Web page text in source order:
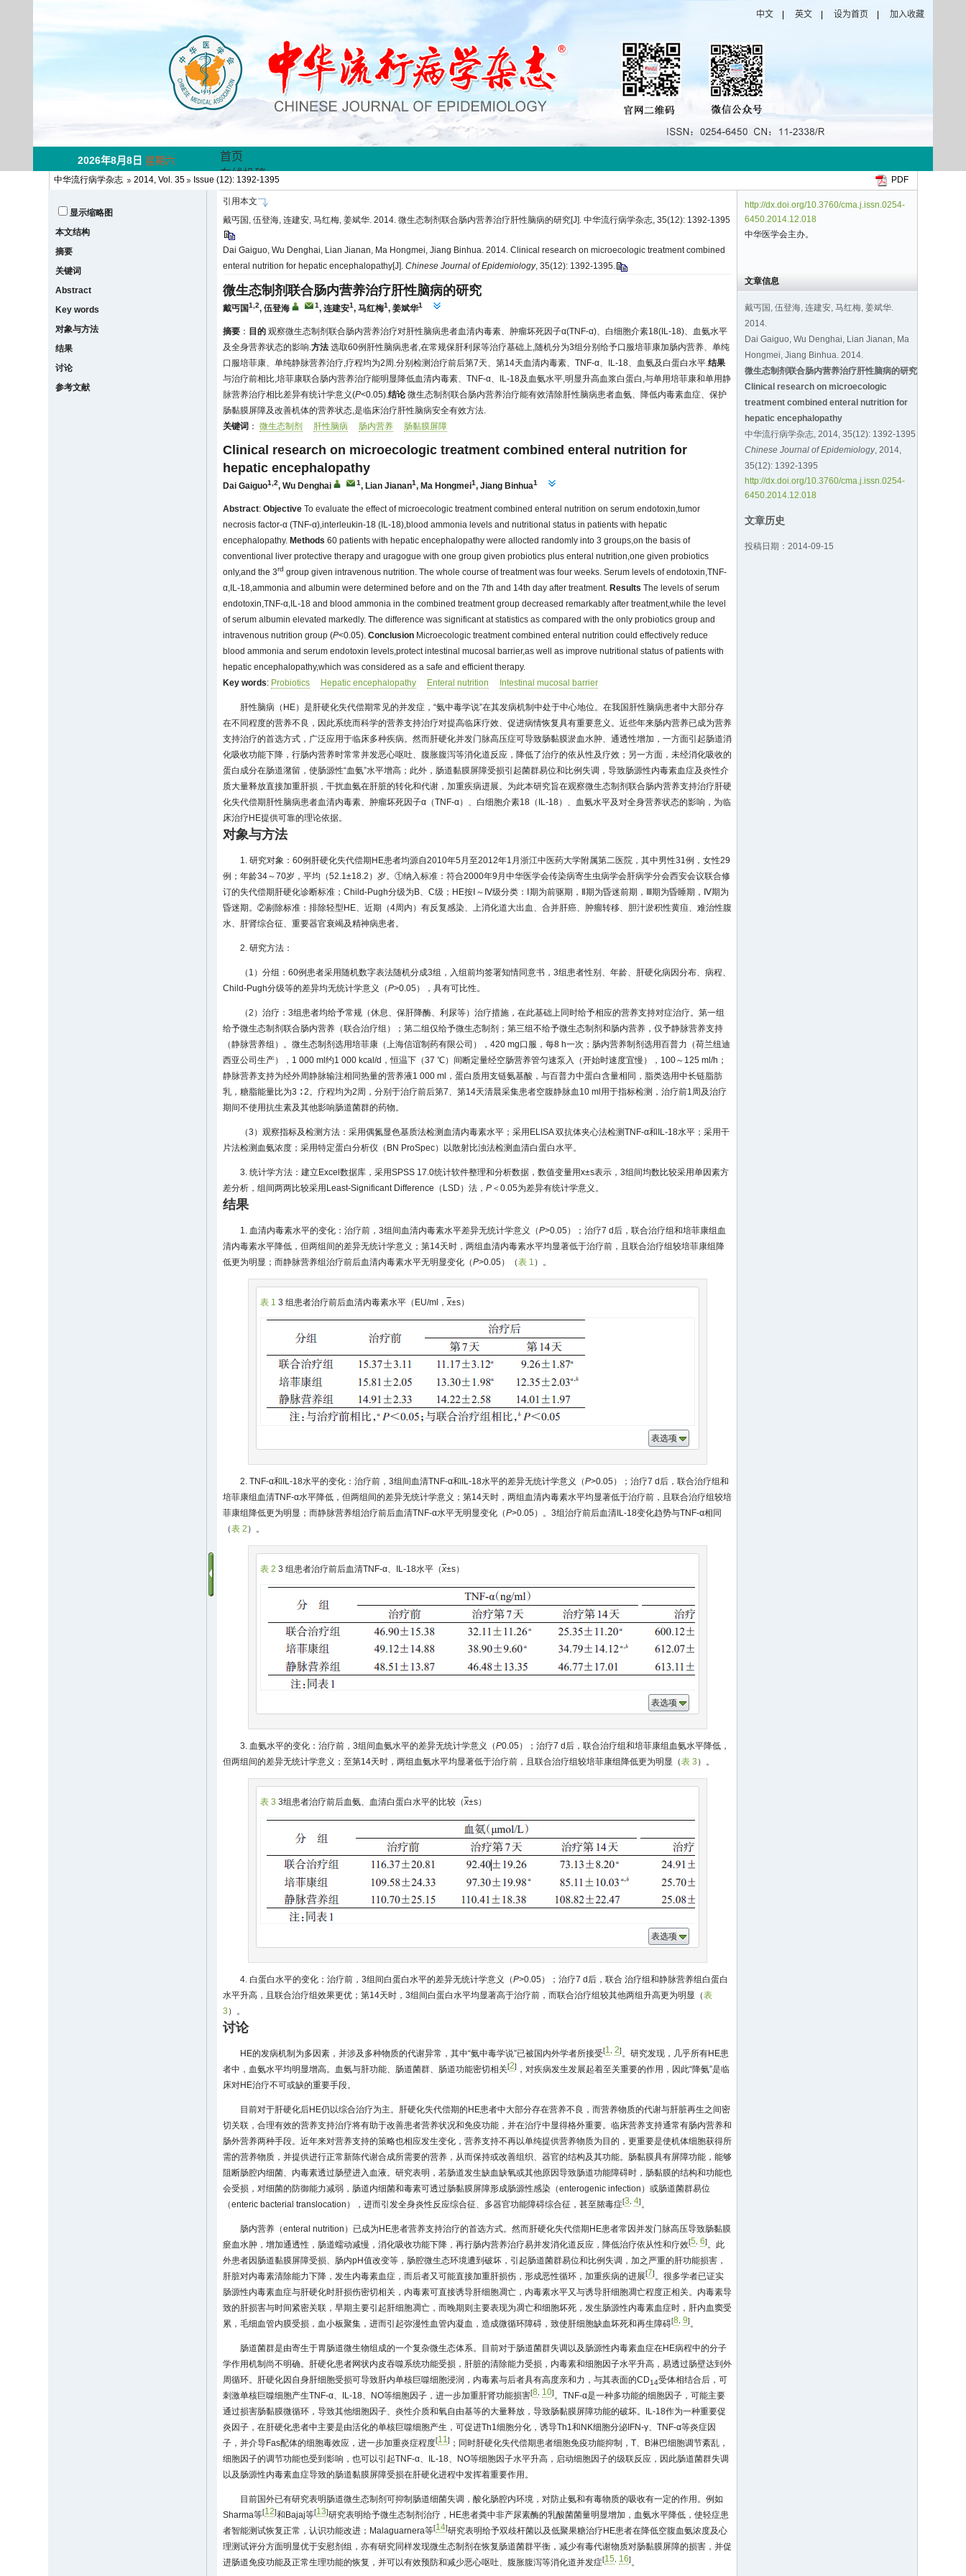
中华流行病学杂志 2014, Vol. 35 Issue (12): 1392-1395 PDF
显示缩略图
本文结构
摘要
关键词
Abstract
Key words
对象与方法
结果
讨论
参考文献
http://dx.doi.org/10.3760/cma.j.issn.0254-
6450.2014.12.018
中华医学会主办。
文章信息
戴丐国, 伍登海, 连建安, 马红梅, 姜斌华.
2014.
Dai Gaiguo, Wu Denghai, Lian Jianan, Ma
Hongmei, Jiang Binhua. 2014.
微生态制剂联合肠内营养治疗肝性脑病的研究
Clinical research on microecologic
treatment combined enteral nutrition for
hepatic encephalopathy
中华流行病学杂志, 2014, 35(12): 1392-1395
Chinese Journal of Epidemiology, 2014,
35(12): 1392-1395
http://dx.doi.org/10.3760/cma.j.issn.0254-
6450.2014.12.018
文章历史
投稿日期：2014-09-15
引用本文
戴丐国, 伍登海, 连建安, 马红梅, 姜斌华. 2014. 微生态制剂联合肠内营养治疗肝性脑病的研究[J]. 中华流行病学杂志, 35(12): 1392-1395
Dai Gaiguo, Wu Denghai, Lian Jianan, Ma Hongmei, Jiang Binhua. 2014. Clinical research on microecologic treatment combined
enteral nutrition for hepatic encephalopathy[J].Chinese Journal of Epidemiology, 35(12): 1392-1395.
微生态制剂联合肠内营养治疗肝性脑病的研究
戴丐国1,2,伍登海 1 ,连建安1 ,马红梅1 ,姜斌华1
摘要 ： 目的 观察微生态制剂联合肠内营养治疗对肝性脑病患者血清内毒素、肿瘤坏死因子α(TNF-α)、白细胞介素18(IL-18)、血氨水平
及全身营养状态的影响.方法 选取60例肝性脑病患者,在常规保肝利尿等治疗基础上,随机分为3组分别给予口服培菲康加肠内营养、单纯
口服培菲康、单纯静脉营养治疗,疗程均为2周.分别检测治疗前后第7天、第14天血清内毒素、TNF-α、IL-18、血氨及白蛋白水平.结果
与治疗前相比,培菲康联合肠内营养治疗能明显降低血清内毒素、TNF-α、IL-18及血氨水平,明显升高血浆白蛋白,与单用培菲康和单用静
脉营养治疗相比差异有统计学意义(P<0.05).结论 微生态制剂联合肠内营养治疗能有效清除肝性脑病患者血氨、降低内毒素血症、保护
肠黏膜屏障及改善机体的营养状态,是临床治疗肝性脑病安全有效方法.
关键词 ：微生态制剂 肝性脑病 肠内营养 肠黏膜屏障
Clinical research on microecologic treatment combined enteral nutrition for
hepatic encephalopathy
Dai Gaiguo1,2,Wu Denghai 1, Lian Jianan1, Ma Hongmei1,Jiang Binhua1
Abstract:Objective To evaluate the effect of microecologic treatment combined enteral nutrition on serum endotoxin,tumor
necrosis factor-α (TNF-α),interleukin-18 (IL-18),blood ammonia levels and nutritional status in patients with hepatic
encephalopathy. Methods 60 patients with hepatic encephalopathy were allocted randomly into 3 groups,on the basis of
conventional liver protective therapy and uragogue with one group given probiotics plus enteral nutrition,one given probiotics
only,and the 3rd group given intravenous nutrition. The whole course of treatment was four weeks. Serum levels of endotoxin,TNF-
α,IL-18,ammonia and albumin were determined before and on the 7th and 14th day after treatment. Results The levels of serum
endotoxin,TNF-α,IL-18 and blood ammonia in the combined treatment group decreased remarkably after treatment,while the level
of serum albumin elevated markedly. The difference was significant at statistics as compared with the only probiotics group and
intravenous nutrition group (P<0.05).Conclusion Microecologic treatment combined enteral nutrition could effectively reduce
blood ammonia and serum endotoxin levels,protect intestinal mucosal barrier,as well as improve nutritional status of patients with
hepatic encephalopathy,which was considered as a safe and efficient therapy.
Key words: Probiotics Hepatic encephalopathy Enteral nutrition Intestinal mucosal barrier
肝性脑病（HE）是肝硬化失代偿期常见的并发症，“氨中毒学说”在其发病机制中处于中心地位。在我国肝性脑病患者中大部分存
在不同程度的营养不良，因此系统而科学的营养支持治疗对提高临床疗效、促进病情恢复具有重要意义。近些年来肠内营养已成为营养
支持治疗的首选方式，广泛应用于临床多种疾病。然而肝硬化并发门脉高压症可导致肠黏膜淤血水肿、通透性增加，一方面引起肠道消
化吸收功能下降，行肠内营养时常常并发恶心呕吐、腹胀腹泻等消化道反应，降低了治疗的依从性及疗效；另一方面，未经消化吸收的
蛋白成分在肠道潴留，使肠源性“血氨”水平增高；此外，肠道黏膜屏障受损引起菌群易位和比例失调，导致肠源性内毒素血症及炎性介
质大量释放直接加重肝损，干扰血氨在肝脏的转化和代谢，加重疾病进展。为此本研究旨在观察微生态制剂联合肠内营养支持治疗肝硬
化失代偿期肝性脑病患者血清内毒素、肿瘤坏死因子α（TNF-α）、白细胞介素18（IL-18）、血氨水平及对全身营养状态的影响，为临
床治疗HE提供可靠的理论依据。
对象与方法
1. 研究对象：60例肝硬化失代偿期HE患者均源自2010年5月至2012年1月浙江中医药大学附属第二医院，其中男性31例，女性29
例；年龄34～70岁，平均（52.1±18.2）岁。①纳入标准：符合2000年9月中华医学会传染病寄生虫病学会肝病学分会西安会议联合修
订的失代偿期肝硬化诊断标准；Child-Pugh分级为B、C级；HE按Ⅰ～Ⅳ级分类：Ⅰ期为前驱期，Ⅱ期为昏迷前期，Ⅲ期为昏睡期，Ⅳ期为
昏迷期。②剔除标准：排除轻型HE、近期（4周内）有反复感染、上消化道大出血、合并肝癌、肿瘤转移、胆汁淤积性黄疸、难治性腹
水、肝肾综合征、重要器官衰竭及精神病患者。
2. 研究方法：
（1）分组：60例患者采用随机数字表法随机分成3组，入组前均签署知情同意书，3组患者性别、年龄、肝硬化病因分布、病程、
Child-Pugh分级等的差异均无统计学意义（P>0.05），具有可比性。
（2）治疗：3组患者均给予常规（休息、保肝降酶、利尿等）治疗措施，在此基础上同时给予相应的营养支持对症治疗。第一组
给予微生态制剂联合肠内营养（联合治疗组）；第二组仅给予微生态制剂；第三组不给予微生态制剂和肠内营养，仅予静脉营养支持
（静脉营养组）。微生态制剂选用培菲康（上海信谊制药有限公司），420 mg口服，每8 h一次；肠内营养制剂选用百普力（荷兰纽迪
西亚公司生产），1 000 ml约1 000 kcal/d，恒温下（37 ℃）间断定量经空肠营养管匀速泵入（开始时速度宜慢），100～125 ml/h；
静脉营养支持为经外周静脉输注相同热量的营养液1 000 ml，蛋白质用支链氨基酸，与百普力中蛋白含量相同，脂类选用中长链脂肪
乳，糖脂能量比为3 ∶ 2。疗程均为2周，分别于治疗前后第7、第14天清晨采集患者空腹静脉血10 ml用于指标检测，治疗前1周及治疗
期间不使用抗生素及其他影响肠道菌群的药物。
（3）观察指标及检测方法：采用偶氮显色基质法检测血清内毒素水平；采用ELISA 双抗体夹心法检测TNF-α和IL-18水平；采用干
片法检测血氨浓度；采用特定蛋白分析仪（BN ProSpec）以散射比浊法检测血清白蛋白水平。
3. 统计学方法：建立Excel数据库，采用SPSS 17.0统计软件整理和分析数据，数值变量用x±s表示，3组间均数比较采用单因素方
差分析，组间两两比较采用Least-Significant Difference（LSD）法，P ＜0.05为差异有统计学意义。
结果
1. 血清内毒素水平的变化：治疗前，3组间血清内毒素水平差异无统计学意义（P>0.05）；治疗7 d后，联合治疗组和培菲康组血
清内毒素水平降低，但两组间的差异无统计学意义；第14天时，两组血清内毒素水平均显著低于治疗前，且联合治疗组较培菲康组降
低更为明显；而静脉营养组治疗前后血清内毒素水平无明显变化（P>0.05）（表 1 ）。
表 1 3 组患者治疗前后血清内毒素水平（EU/ml，x±s）
表选项
2. TNF-α和IL-18水平的变化：治疗前，3组间血清TNF-α和IL-18水平的差异无统计学意义（P>0.05）；治疗7 d后，联合治疗组和
培菲康组血清TNF-α水平降低，但两组间的差异无统计学意义；第14天时，两组血清内毒素水平均显著低于治疗前，且联合治疗组较培
菲康组降低更为明显；而静脉营养组治疗前后血清TNF-α水平无明显变化（P>0.05）。3组治疗前后血清IL-18变化趋势与TNF-α相同
（表 2 ）。
表 2 3 组患者治疗前后血清TNF-α、IL-18水平（x±s）
表选项
3. 血氨水平的变化：治疗前，3组间血氨水平的差异无统计学意义（P0.05）；治疗7 d后，联合治疗组和培菲康组血氨水平降低，
但两组间的差异无统计学意义；至第14天时，两组血氨水平均显著低于治疗前，且联合治疗组较培菲康组降低更为明显（表 3 ）。
表 3 3组患者治疗前后血氨、血清白蛋白水平的比较（x±s）
表选项
4. 白蛋白水平的变化：治疗前，3组间白蛋白水平的差异无统计学意义（P>0.05）；治疗7 d后，联合 治疗组和静脉营养组白蛋白
水平升高，且联合治疗组效果更优；第14天时，3组间白蛋白水平均显著高于治疗前，而联合治疗组较其他两组升高更为明显（表
3 ）。
讨论
HE的发病机制为多因素，并涉及多种物质的代谢异常，其中“氨中毒学说”已被国内外学者所接受[1,2]。研究发现，几乎所有HE患
者中，血氨水平均明显增高。血氨与肝功能、肠道菌群、肠道功能密切相关[2] ，对疾病发生发展起着至关重要的作用，因此“降氨”是临
床对HE治疗不可或缺的重要手段。
目前对于肝硬化后HE仍以综合治疗为主。肝硬化失代偿期的HE患者中大部分存在营养不良，而营养物质的代谢与肝脏再生之间密
切关联，合理有效的营养支持治疗将有助于改善患者营养状况和免疫功能，并在治疗中显得格外重要。临床营养支持通常有肠内营养和
肠外营养两种手段。近年来对营养支持的策略也相应发生变化，营养支持不再以单纯提供营养物质为目的，更重要是使机体细胞获得所
需的营养物质，并提供进行正常新陈代谢合成所需要的营养，从而保持或改善组织、器官的结构及其功能。肠黏膜具有屏障功能，能够
阻断肠腔内细菌、内毒素透过肠壁进入血液。研究表明，若肠道发生缺血缺氧或其他原因导致肠道功能障碍时，肠黏膜的结构和功能也
会受损，对细菌的防御能力减弱，肠道内细菌和毒素可透过肠黏膜屏障形成肠源性感染（enterogenic infection）或肠道菌群易位
（enteric bacterial translocation），进而引发全身炎性反应综合征、多器官功能障碍综合征，甚至脓毒症[3,4]。
肠内营养（enteral nutrition）已成为HE患者营养支持治疗的首选方式。然而肝硬化失代偿期HE患者常因并发门脉高压导致肠黏膜
瘀血水肿，增加通透性，肠道蠕动减慢，消化吸收功能下降，再行肠内营养治疗易并发消化道反应，降低治疗依从性和疗效[5,6]。此
外患者因肠道黏膜屏障受损、肠内pH值改变等，肠腔微生态环境遭到破坏，引起肠道菌群易位和比例失调，加之严重的肝功能损害，
肝脏对内毒素清除能力下降，发生内毒素血症，而后者又可能直接加重肝损伤，形成恶性循环，加重疾病的进展[7]。很多学者已证实
肠源性内毒素血症与肝硬化时肝损伤密切相关，内毒素可直接诱导肝细胞凋亡，内毒素水平又与诱导肝细胞凋亡程度正相关。内毒素导
致的肝损害与时间紧密关联，早期主要引起肝细胞凋亡，而晚期则主要表现为凋亡和细胞坏死，发生肠源性内毒素血症时，肝内血窦受
累，毛细血管内膜受损，血小板聚集，进而引起弥漫性血管内凝血，造成微循环障碍，致使肝细胞缺血坏死和再生障碍[8,9]。
肠道菌群是由寄生于胃肠道微生物组成的一个复杂微生态体系。目前对于肠道菌群失调以及肠源性内毒素血症在HE病程中的分子
学作用机制尚不明确。肝硬化患者网状内皮吞噬系统功能受损，肝脏的清除能力受损，内毒素和细胞因子水平升高，易透过肠壁达到外
周循环。肝硬化因自身肝细胞受损可导致肝内单核巨噬细胞浸润，内毒素与后者具有高度亲和力，与其表面的CD14受体相结合后，可
刺激单核巨噬细胞产生TNF-α、IL-18、NO等细胞因子，进一步加重肝肾功能损害[8, 10]。TNF-α是一种多功能的细胞因子，可能主要
通过损害肠黏膜微循环，导致其他细胞因子、炎性介质和氧自由基等的大量释放，导致肠黏膜屏障功能的破坏。IL-18作为一种重要促
炎因子，在肝硬化患者中主要是由活化的单核巨噬细胞产生，可促进Th1细胞分化，诱导Th1和NK细胞分泌IFN-γ、TNF-α等炎症因
子，并介导Fas配体的细胞毒效应，进一步加重炎症程度[11] ；同时肝硬化失代偿期患者细胞免疫功能抑制，T、B淋巴细胞调节紊乱，
细胞因子的调节功能也受到影响，也可以引起TNF-α、IL-18、NO等细胞因子水平升高，启动细胞因子的级联反应，因此肠道菌群失调
以及肠源性内毒素血症导致的肠道黏膜屏障受损在肝硬化进程中发挥着重要作用。
目前国外已有研究表明肠道微生态制剂可抑制肠道细菌失调，酸化肠腔内环境，对防止氨和有毒物质的吸收有一定的作用。例如
Sharma等[12]和Bajaj等[13]研究表明给予微生态制剂治疗，HE患者粪中非产尿素酶的乳酸菌菌量明显增加，血氨水平降低，使轻症患
者智能测试恢复正常，认识功能改进；Malaguarnera等[14]研究表明给予双歧杆菌以及低聚果糖治疗HE患者在降低空腹血氨浓度及心
理测试评分方面明显优于安慰剂组，亦有研究同样发现微生态制剂在恢复肠道菌群平衡，减少有毒代谢物质对肠黏膜屏障的损害，并促
进肠道免疫功能及正常生理功能的恢复，并可以有效预防和减少恶心呕吐、腹胀腹泻等消化道并发症[15, 16]。